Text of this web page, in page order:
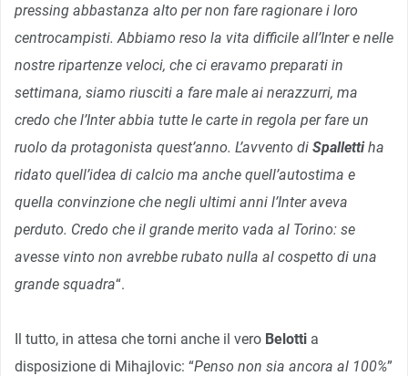
pressing abbastanza alto per non fare ragionare i loro
centrocampisti. Abbiamo reso la vita difficile all’Inter e nelle
nostre ripartenze veloci, che ci eravamo preparati in
settimana, siamo riusciti a fare male ai nerazzurri, ma
credo che l’Inter abbia tutte le carte in regola per fare un
ruolo da protagonista quest’anno. L’avvento di Spallettiha
ridato quell’idea di calcio ma anche quell’autostima e
quella convinzione che negli ultimi anni l’Inter aveva
perduto. Credo che il grande merito vada al Torino: se
avesse vinto non avrebbe rubato nulla al cospetto di una
grande squadra“.
Il tutto, in attesa che torni anche il vero Belotti a
disposizione di Mihajlovic: “Penso non sia ancora al 100%”